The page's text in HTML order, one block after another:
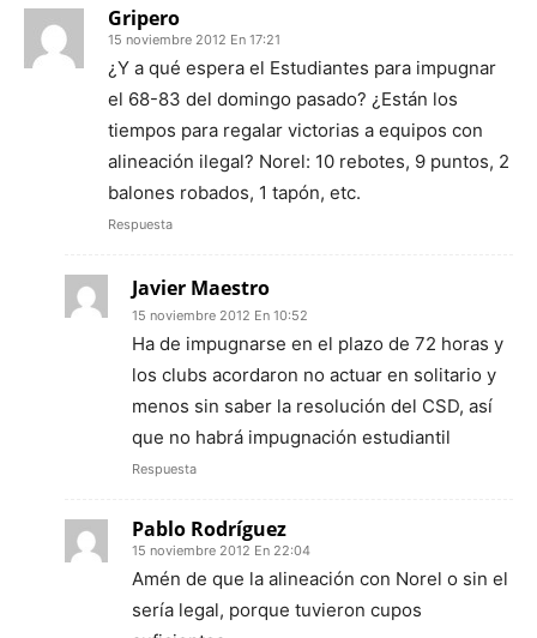
Gripero
15 noviembre 2012 En 17:21
¿Y a qué espera el Estudiantes para impugnar
el 68-83 del domingo pasado? ¿Están los
tiempos para regalar victorias a equipos con
alineación ilegal? Norel: 10 rebotes, 9 puntos, 2
balones robados, 1 tapón, etc.
Respuesta
Javier Maestro
15 noviembre 2012 En 10:52
Ha de impugnarse en el plazo de 72 horas y
los clubs acordaron no actuar en solitario y
menos sin saber la resolución del CSD, así
que no habrá impugnación estudiantil
Respuesta
Pablo Rodríguez
15 noviembre 2012 En 22:04
Amén de que la alineación con Norel o sin el
sería legal, porque tuvieron cupos